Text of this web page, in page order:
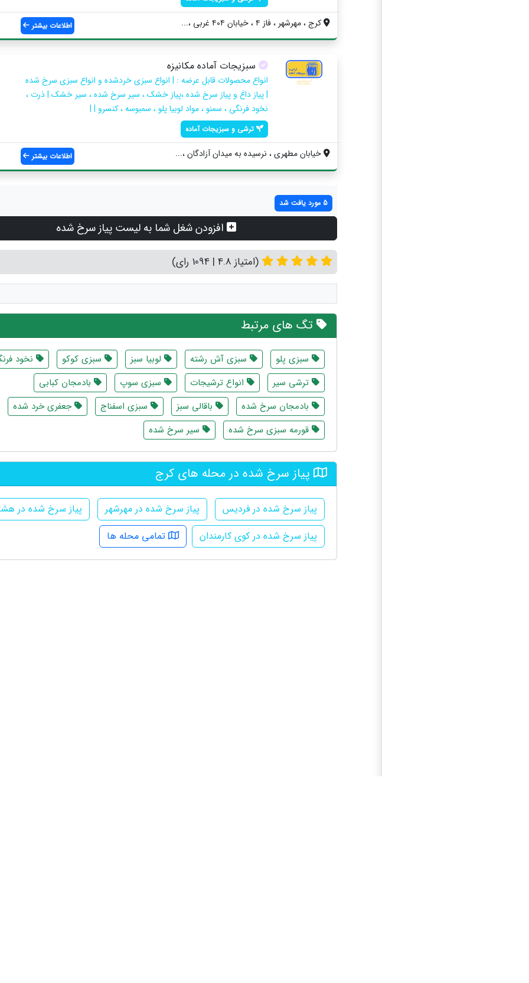
کرج ، مهرشهر ، فاز ۴ ، خیابان ۴۰۴ غربی ،... اطلاعات بیشتر
سبزیجات آماده مکانیزه
انواع محصولات قابل عرضه : | انواع سبزی خردشده و انواع سبزی سرخ شده
| پیاز داغ و پیاز سرخ شده ،پیاز خشک ، سیر سرخ شده ، سیر خشک | ذرت ،
نخود فرنگی ، سمنو ، مواد لوبیا پلو ، سمبوسه ، کنسرو | |
ترشی و سبزیجات آماده
خیابان مطهری ، نرسیده به میدان آزادگان ،... اطلاعات بیشتر
5 مورد یافت شد
افزودن شغل شما به لیست پیاز سرخ شده
(امتیاز 4.8 | 1094 رای)
تگ های مرتبط
سبزی پلو سبزی آش رشته لوبیا سبز سبزی کوکو
نخود
ترشی سیر
انواع ترشیجات سبزی سوپ
بادمجان کبابی
بادمجان سرخ شده
باقالی سبز سبزی اسفناج
جعفری خرد شده
قورمه سبزی سرخ شده
سیر سرخ شده
پیاز سرخ شده در محله های کرج
پیاز سرخ شده در فردیس پیاز سرخ شده در مهرشهر
پیاز سرخ شده در
پیاز سرخ شده در کوی کارمندان
تمامی محله ها